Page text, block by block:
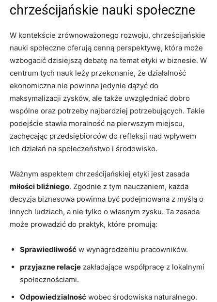
chrześcijańskie nauki społeczne
W kontekście zrównoważonego rozwoju, chrześcijańskie
nauki społeczne oferują cenną perspektywę, która może
wzbogacić dzisiejszą debatę na temat etyki w biznesie. W
centrum tych nauk leży przekonanie, że działalność
ekonomiczna nie powinna jedynie dążyć do
maksymalizacji zysków, ale także uwzględniać dobro
wspólne oraz potrzeby najbardziej potrzebujących. Takie
podejście stawia moralność na pierwszym miejscu,
zachęcając przedsiębiorców do refleksji nad wpływem
ich działań na społeczeństwo i środowisko.
Ważnym aspektem chrześcijańskiej etyki jest zasada
miłości bliźniego. Zgodnie z tym nauczaniem, każda
decyzja biznesowa powinna być podejmowana z myślą o
innych ludziach, a nie tylko o własnym zysku. Ta zasada
może prowadzić do praktyk, które promują:
Sprawiedliwość w wynagrodzeniu pracowników.
przyjazne relacje zakładające współpracę z lokalnymi
społecznościami.
Odpowiedzialność wobec środowiska naturalnego.